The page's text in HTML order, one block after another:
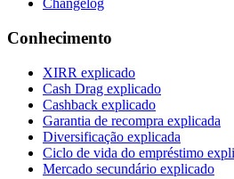
Changelog
Conhecimento
XIRR explicado
Cash Drag explicado
Cashback explicado
Garantia de recompra explicada
Diversificação explicada
Ciclo de vida do empréstimo
Mercado secundário explicado